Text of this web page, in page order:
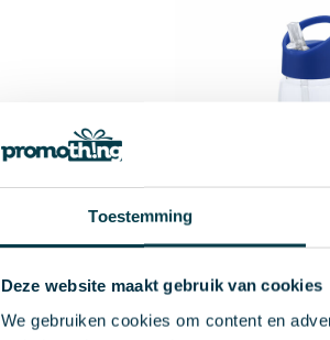
Toestemming
Deze website maakt gebruik van cookies
We gebruiken cookies om content en